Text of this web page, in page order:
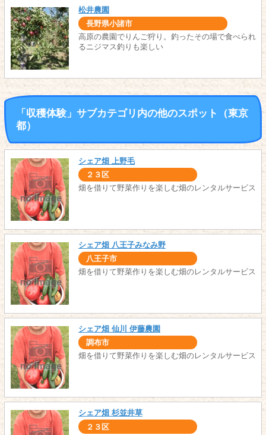
松井農園
長野県小諸市
高原の農園でりんご狩り。釣ったその場で食べられ
るニジマス釣りも楽しい
「収穫体験」サブカテゴリ内の他のスポット（東京
都）
シェア畑 上野毛
２３区
畑を借りて野菜作りを楽しむ畑のレンタルサービス
シェア畑 八王子みなみ野
八王子市
畑を借りて野菜作りを楽しむ畑のレンタルサービス
シェア畑 仙川 伊藤農園
調布市
畑を借りて野菜作りを楽しむ畑のレンタルサービス
シェア畑 杉並井草
２３区